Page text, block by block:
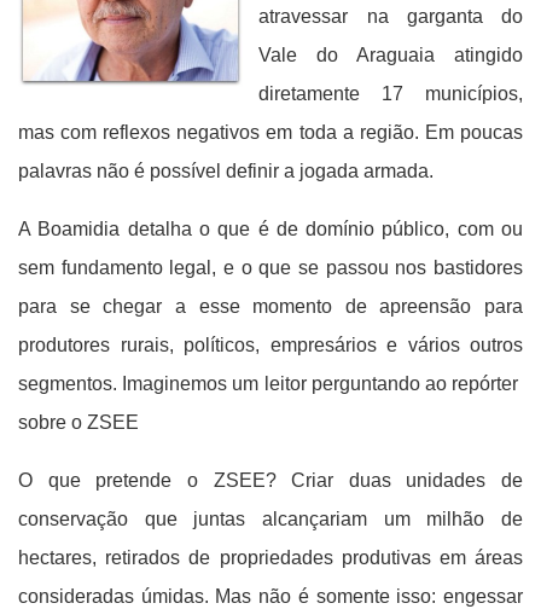
atravessar na garganta do
Vale do Araguaia atingido
diretamente 17 municípios,
mas com reflexos negativos em toda a região. Em poucas
palavras não é possível definir a jogada armada.
A Boamidia detalha o que é de domínio público, com ou
sem fundamento legal, e o que se passou nos bastidores
para se chegar a esse momento de apreensão para
produtores rurais, políticos, empresários e vários outros
segmentos. Imaginemos um leitor perguntando ao repórter
sobre o ZSEE
O que pretende o ZSEE? Criar duas unidades de
conservação que juntas alcançariam um milhão de
hectares, retirados de propriedades produtivas em áreas
consideradas úmidas. Mas não é somente isso: engessar